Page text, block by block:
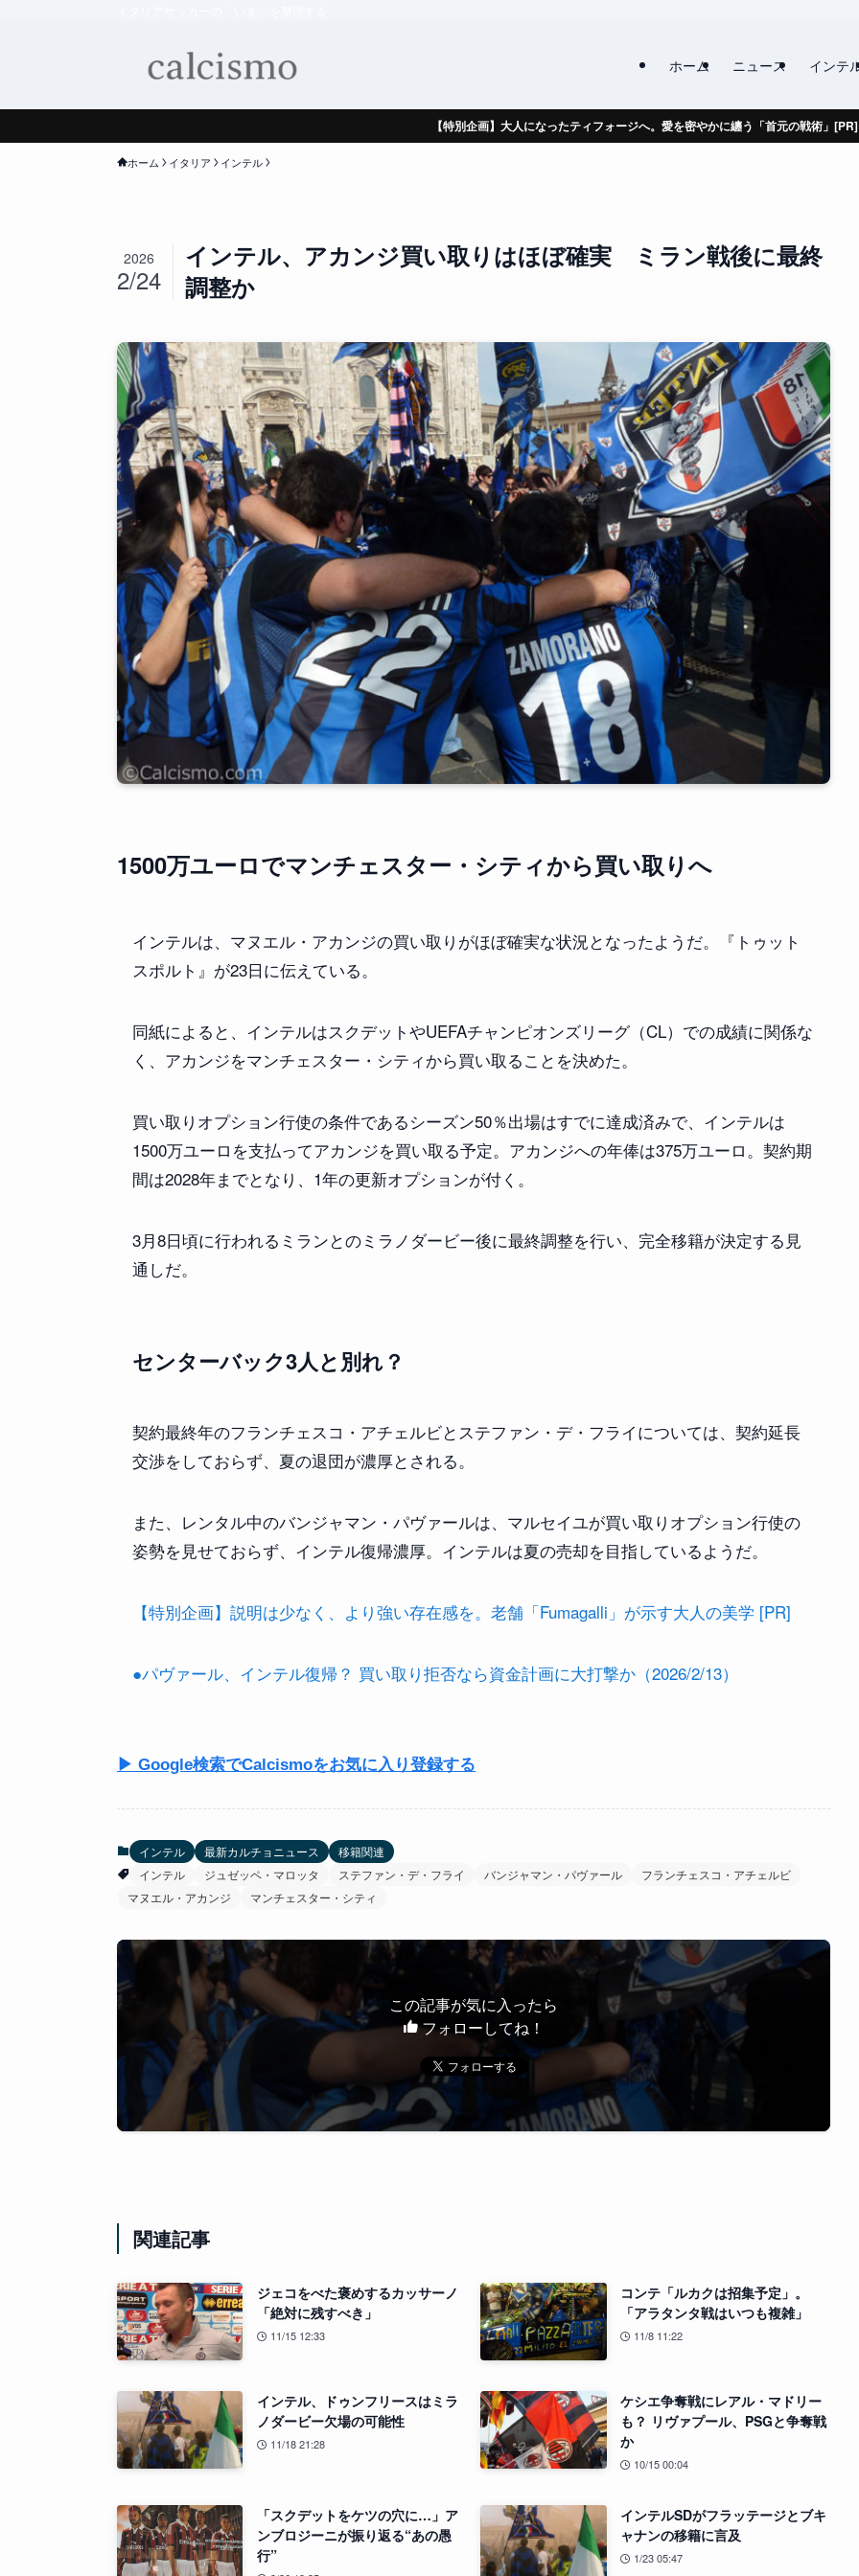
ホーム ニュース インテ
【特別企画】大人になったティフォージへ。愛を密やかに纏う「首元の戦術」[PR]
ホーム イタリア インテル
インテル、アカンジ買い取りはほぼ確実 ミラン戦後に最終
調整か
2026
2/24
1500万ユーロでマンチェスター・シティから買い取りへ
インテルは、マヌエル・アカンジの買い取りがほぼ確実な状況となったようだ。『トゥット
スポルト』が23日に伝えている。
同紙によると、インテルはスクデットやUEFAチャンピオンズリーグ（CL）での成績に関係な
く、アカンジをマンチェスター・シティから買い取ることを決めた。
買い取りオプション行使の条件であるシーズン50％出場はすでに達成済みで、インテルは
1500万ユーロを支払ってアカンジを買い取る予定。アカンジへの年俸は375万ユーロ。契約期
間は2028年までとなり、1年の更新オプションが付く。
3月8日頃に行われるミランとのミラノダービー後に最終調整を行い、完全移籍が決定する見
通しだ。
センターバック3人と別れ？
契約最終年のフランチェスコ・アチェルビとステファン・デ・フライについては、契約延長
交渉をしておらず、夏の退団が濃厚とされる。
また、レンタル中のバンジャマン・パヴァールは、マルセイユが買い取りオプション行使の
姿勢を見せておらず、インテル復帰濃厚。インテルは夏の売却を目指しているようだ。
【特別企画】説明は少なく、より強い存在感を。老舗「Fumagalli」が示す大人の美学 [PR]
●パヴァール、インテル復帰？ 買い取り拒否なら資金計画に大打撃か（2026/2/13）
▶ Google検索でCalcismoをお気に入り登録する
インテル 最新カルチョニュース
移籍関連
インテル
ジュゼッペ・マロッタ ステファン・デ・フライ バンジャマン・パヴァール
フランチェスコ・アチェルビ
マヌエル・アカンジ
マンチェスター・シティ
この記事が気に入ったら
フォローしてね！
関連記事
ジェコをべた褒めするカッサーノ
「絶対に残すべき」
11/15 12:33
コンテ「ルカクは招集予定」。
「アラタンタ戦はいつも複雑」
11/8 11:22
インテル、ドゥンフリースはミラ
ノダービー欠場の可能性
11/18 21:28
ケシエ争奪戦にレアル・マドリー
も？ リヴァプール、PSGと争奪戦
か
10/15 00:04
「スクデットをケツの穴に…」ア
ンブロジーニが振り返る“あの愚
行”
インテルSDがフラッテージとブキ
ャナンの移籍に言及
1/23 05:47